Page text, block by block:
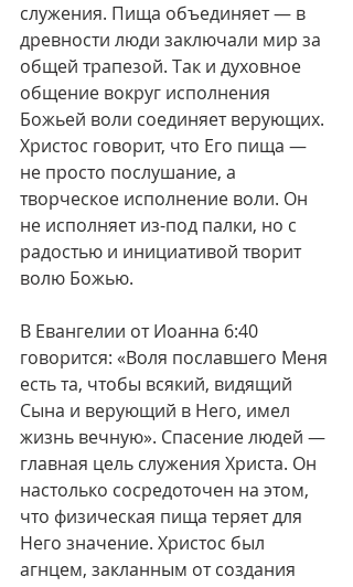
служения. Пища объединяет — в
древности люди заключали мир за
общей трапезой. Так и духовное
общение вокруг исполнения
Божьей воли соединяет верующих.
Христос говорит, что Его пища —
не просто послушание, а
творческое исполнение воли. Он
не исполняет из-под палки, но с
радостью и инициативой творит
волю Божью.
В Евангелии от Иоанна 6:40
говорится: «Воля пославшего Меня
есть та, чтобы всякий, видящий
Сына и верующий в Него, имел
жизнь вечную». Спасение людей —
главная цель служения Христа. Он
настолько сосредоточен на этом,
что физическая пища теряет для
Него значение. Христос был
агнцем, закланным от создания